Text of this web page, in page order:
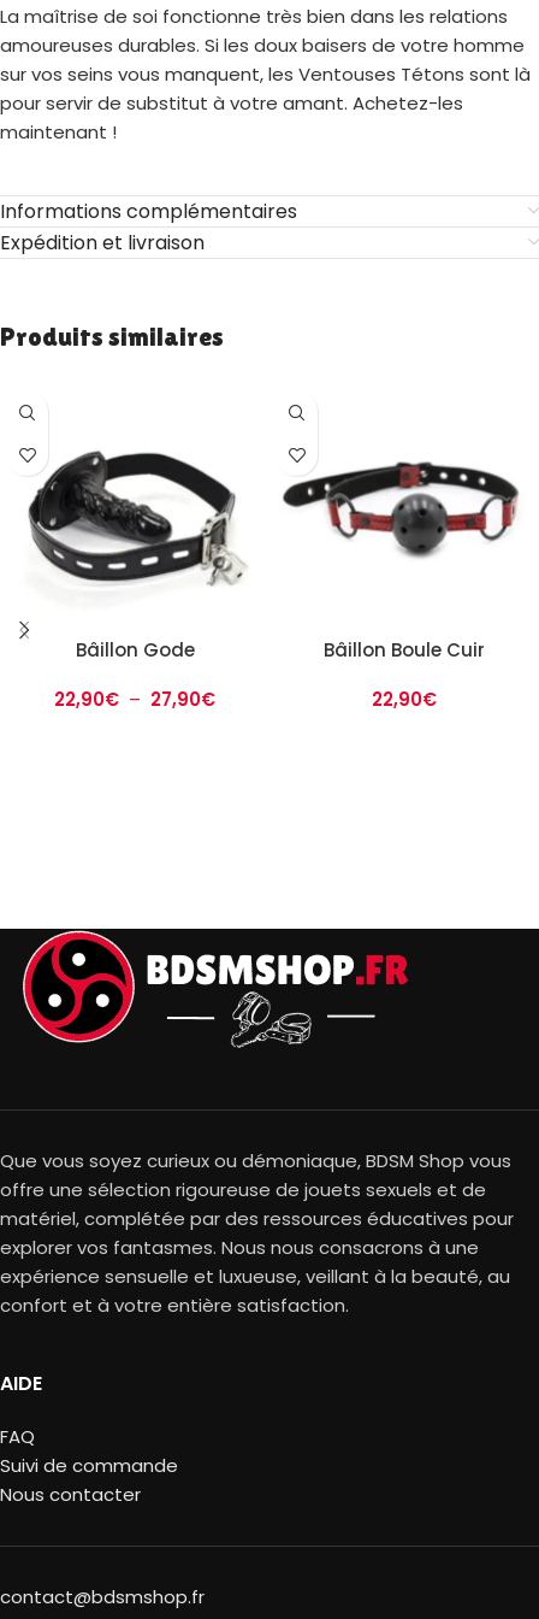
La maîtrise de soi fonctionne très bien dans les relations
amoureuses durables. Si les doux baisers de votre homme
sur vos seins vous manquent, les Ventouses Tétons sont là
pour servir de substitut à votre amant. Achetez-les
maintenant !
Informations complémentaires
Expédition et livraison
Produits similaires
Bâillon Gode
22,90€ – 27,90€
Bâillon Boule Cuir
22,90€
Que vous soyez curieux ou démoniaque, BDSM Shop vous
offre une sélection rigoureuse de jouets sexuels et de
matériel, complétée par des ressources éducatives pour
explorer vos fantasmes. Nous nous consacrons à une
expérience sensuelle et luxueuse, veillant à la beauté, au
confort et à votre entière satisfaction.
AIDE
FAQ
Suivi de commande
Nous contacter
contact@bdsmshop.fr